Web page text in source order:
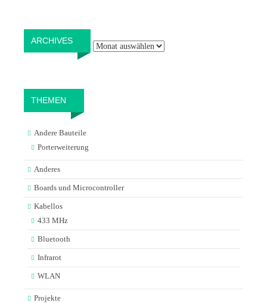
ARCHIVES
THEMEN
Andere Bauteile
Porterweiterung
Anderes
Boards und Microcontroller
Kabellos
433 MHz
Bluetooth
Infrarot
WLAN
Projekte